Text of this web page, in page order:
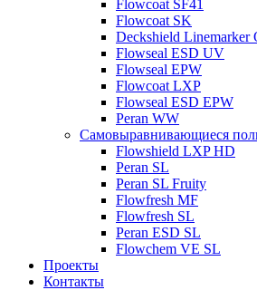
Flowcoat SF41
Flowcoat SK
Deckshield Linemarker
Flowseal ESD UV
Flowseal EPW
Flowcoat LXP
Flowseal ESD EPW
Peran WW
Самовыравнивающиеся
Flowshield LXP HD
Peran SL
Peran SL Fruity
Flowfresh MF
Flowfresh SL
Peran ESD SL
Flowchem VE SL
Проекты
Контакты